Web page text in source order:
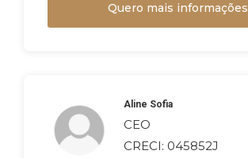
Quero mais informações
Aline Sofia
CEO
CRECI: 045852J